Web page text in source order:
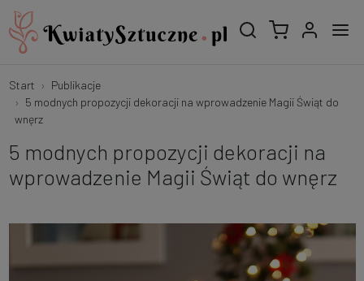
Start
Publikacje
5 modnych propozycji dekoracji na wprowadzenie Magii Świąt do
wnęrz
5 modnych propozycji dekoracji na
wprowadzenie Magii Świąt do wnęrz